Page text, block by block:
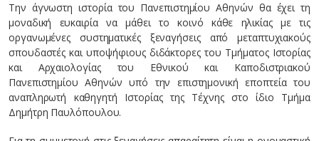
Την άγνωστη ιστορία του Πανεπιστημίου Αθηνών θα έχει τη
μοναδική ευκαιρία να μάθει το κοινό κάθε ηλικίας με τις
οργανωμένες συστηματικές ξεναγήσεις από μεταπτυχιακούς
σπουδαστές και υποψήφιους διδάκτορες του Τμήματος Ιστορίας
και Αρχαιολογίας του Εθνικού και Καποδιστριακού
Πανεπιστημίου Αθηνών υπό την επιστημονική εποπτεία του
αναπληρωτή καθηγητή Ιστορίας της Τέχνης στο ίδιο Τμήμα
Δημήτρη Παυλόπουλου.